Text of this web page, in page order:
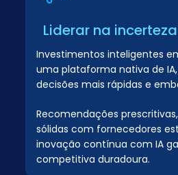
Liderar na incerteza
Investimentos inteligentes
uma plataforma nativa de
decisões mais rápidas e
Recomendações
sólidas com fornecedores
inovação contínua com IA
competitiva duradoura.